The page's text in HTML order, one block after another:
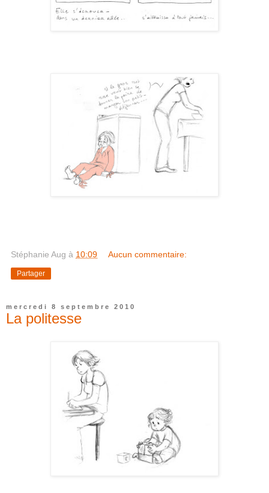
Stéphanie Aug à 10:09 Aucun commentaire:
Partager
mercredi 8 septembre 2010
La politesse